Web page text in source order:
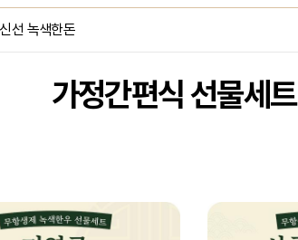
신선 녹색한돈
가정간편식 선물세트